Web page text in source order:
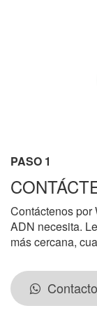
PASO 1
Contáctenos por
ADN necesita.
más cercana,